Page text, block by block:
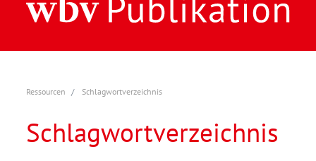
Ressourcen Schlagwortverzeichnis
Schlagwortverzeichnis